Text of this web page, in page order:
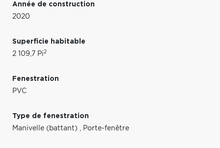
Année de construction
2020
Superficie habitable
2 109,7 Pi2
Fenestration
PVC
Type de fenestration
Manivelle (battant) , Porte-fenêtre